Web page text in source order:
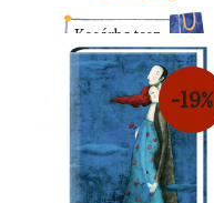
Kosárba tesz
-19%